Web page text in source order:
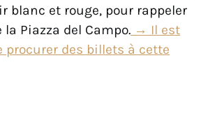
blanc et rouge, pour rappeler
Piazza del Campo. → Il est
procurer des billets à cette